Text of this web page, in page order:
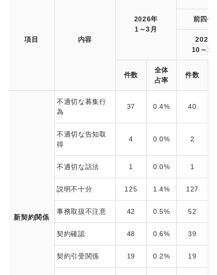
項目 内容
2026年
1～3月
前四半
2025
10～12
件数
全体
占率
件数
新契約関係
不適切な募集行
為
37 0.4% 40
不適切な告知取
得
4 0.0% 2
不適切な話法 1 0.0% 1
説明不十分 125 1.4% 127
事務取扱不注意 42 0.5% 52
契約確認 48 0.6% 39
契約引受関係 19 0.2% 19